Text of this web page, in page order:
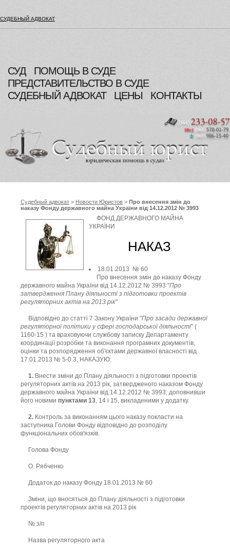
СУДЕБНЫЙ АДВОКАТ
СУД
ПОМОЩЬ В СУДЕ
ПРЕДСТАВИТЕЛЬСТВО В СУДЕ
СУДЕБНЫЙ АДВОКАТ
ЦЕНЫ КОНТАКТЫ
Судебный адвокат > Новости Юристов > Про внесення змін до
наказу Фонду державного майна України від 14.12.2012 № 3993
"Про затвердження Плану діяльності з підготовки проектів
регуляторних актів на 2013 рік", Фонд державного майна України
ФОНД ДЕРЖАВНОГО МАЙНА
УКРАЇНИ
НАКАЗ
18.01.2013 № 60
Про внесення змін до наказу Фонду
державного майна України від 14.12.2012 № 3993 "Про
затвердження Плану діяльності з підготовки проектів
регуляторних актів на 2013 рік"
Відповідно до статті 7 Закону України "Про засади державної
регуляторної політики у сфері господарської діяльності" (
1160-15 ) та враховуючи службову записку Департаменту
координації розробки та виконання програмних документів,
оцінки та розпорядження об'єктами державної власності від
17.01.2013 № 5-0.3, НАКАЗУЮ:
1. Внести зміни до Плану діяльності з підготовки проектів
регуляторних актів на 2013 рік, затвердженого наказом Фонду
державного майна України від 14.12.2012 № 3993, доповнивши
його новими пунктами 13, 14 і 15, викладеними у додатку.
2. Контроль за виконанням цього наказу покласти на
заступника Голови Фонду відповідно до розподілу
функціональних обов'язків.
Голова Фонду
О. Рябченко
Додаток до наказу Фонду 18.01.2013 № 60
Зміни, що вносяться до Плану діяльності з підготовки
проектів регуляторних актів на 2013 рік
№ з/п
Назва регуляторного акта